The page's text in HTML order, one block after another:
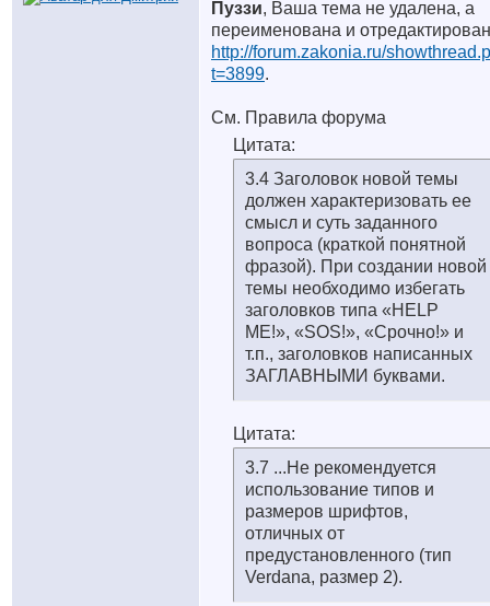
Пуззи, Ваша тема не удалена, а
переименована и
http://forum.zakonia.ru/
t=3899.
См. Правила форума
Цитата:
3.4 Заголовок новой темы
должен характеризовать ее
смысл и суть заданного
вопроса (краткой понятной
фразой). При создании новой
темы необходимо избегать
заголовков типа «HELP
ME!», «SOS!», «Срочно!» и
т.п., заголовков написанных
ЗАГЛАВНЫМИ буквами.
Цитата:
3.7 ...Не рекомендуется
использование типов и
размеров шрифтов,
отличных от
предустановленного (тип
Verdana, размер 2).